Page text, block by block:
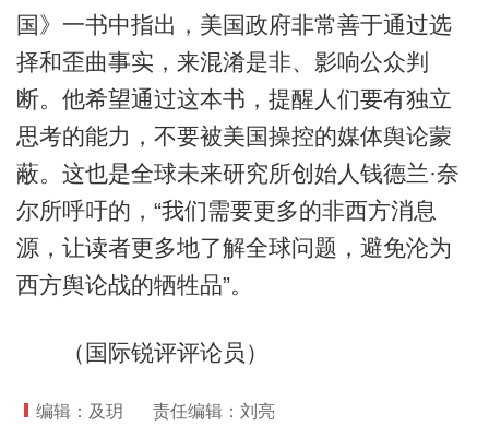
国》一书中指出，美国政府非常善于通过选
择和歪曲事实，来混淆是非、影响公众判
断。他希望通过这本书，提醒人们要有独立
思考的能力，不要被美国操控的媒体舆论蒙
蔽。这也是全球未来研究所创始人钱德兰·奈
尔所呼吁的，“我们需要更多的非西方消息
源，让读者更多地了解全球问题，避免沦为
西方舆论战的牺牲品”。
（国际锐评评论员）
编辑：及玥 责任编辑：刘亮